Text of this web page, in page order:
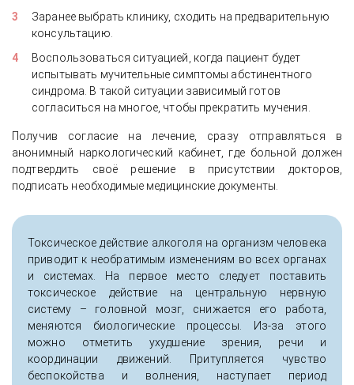
Заранее выбрать клинику, сходить на предварительную
консультацию.
Воспользоваться ситуацией, когда пациент будет
испытывать мучительные симптомы абстинентного
синдрома. В такой ситуации зависимый готов
согласиться на многое, чтобы прекратить мучения.
Получив согласие на лечение, сразу отправляться в
анонимный наркологический кабинет, где больной должен
подтвердить своё решение в присутствии докторов,
подписать необходимые медицинские документы.
Токсическое действие алкоголя на организм человека
приводит к необратимым изменениям во всех органах
и системах. На первое место следует поставить
токсическое действие на центральную нервную
систему – головной мозг, снижается его работа,
меняются биологические процессы. Из-за этого
можно отметить ухудшение зрения, речи и
координации движений. Притупляется чувство
беспокойства и волнения, наступает период